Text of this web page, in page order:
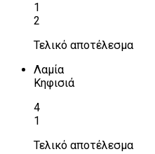
1
2
Τελικό αποτέλεσμα
Λαμία
Κηφισιά
4
1
Τελικό αποτέλεσμα